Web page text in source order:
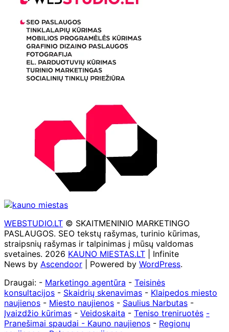
WEBSTUDIO.LT © SKAITMENINIO MARKETINGO
PASLAUGOS. SEO tekstų rašymas, turinio kūrimas,
straipsnių rašymas ir talpinimas į mūsų valdomas
svetaines. 2026 KAUNO MIESTAS.LT | Infinite
News by Ascendoor | Powered by WordPress.
Draugai: - Marketingo agentūra - Teisinės
konsultacijos - Skaidrių skenavimas - Klaipedos miesto
naujienos - Miesto naujienos - Saulius Narbutas -
Įvaizdžio kūrimas - Veidoskaita - Teniso treniruotės -
Pranešimai spaudai - Kauno naujienos - Regionų